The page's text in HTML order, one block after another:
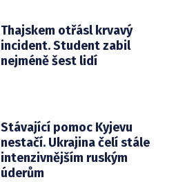
Thajskem otřásl krvavý
incident. Student zabil
nejméně šest lidí
Stávající pomoc Kyjevu
nestačí. Ukrajina čelí stále
intenzivnějším ruským
úderům